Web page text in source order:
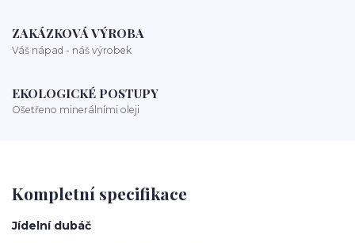
ZAKÁZKOVÁ VÝROBA
Váš nápad - náš výrobek
EKOLOGICKÉ POSTUPY
Ošetřeno minerálními oleji
Kompletní specifikace
Jídelní dubáč